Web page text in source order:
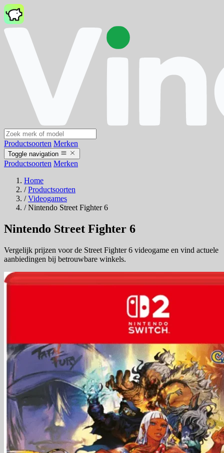
Productsoorten Merken
Toggle navigation
Productsoorten Merken
Home
/ Productsoorten
/ Videogames
/ Nintendo Street Fighter 6
Nintendo Street Fighter 6
Vergelijk prijzen voor de Street Fighter 6 videogame en vind actuele
aanbiedingen bij betrouwbare winkels.